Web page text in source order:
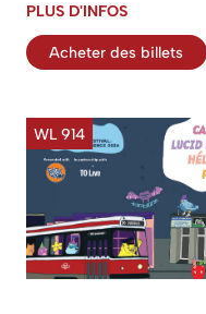
PLUS D'INFOS
Acheter des billets
WL 914